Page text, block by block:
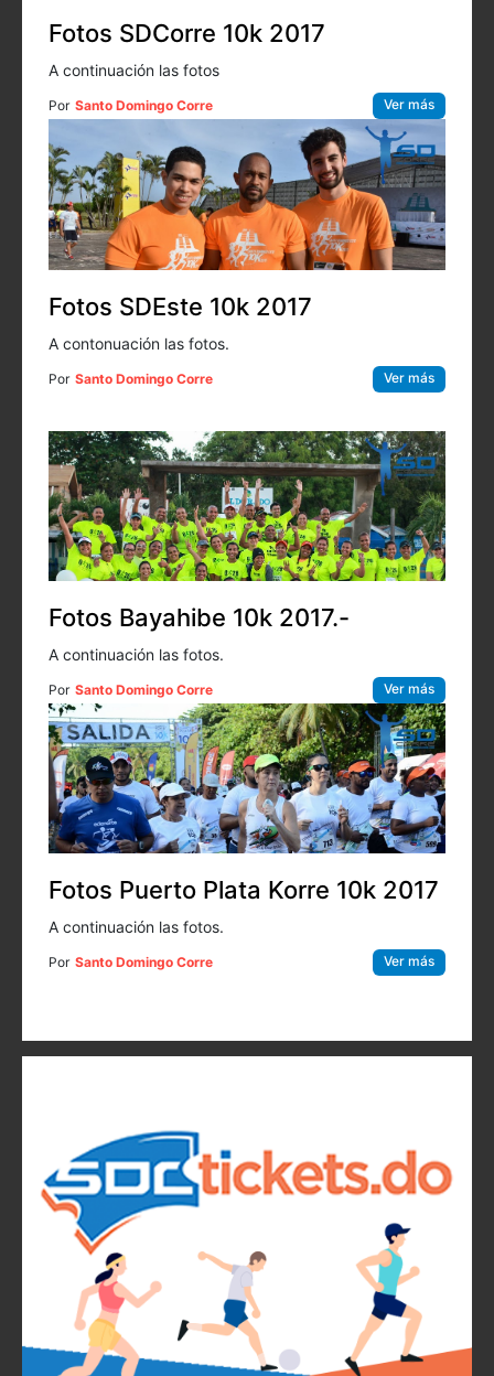
Fotos SDCorre 10k 2017
A continuación las fotos
Por Santo Domingo Corre Ver más
Fotos SDEste 10k 2017
A contonuación las fotos.
Por Santo Domingo Corre Ver más
Fotos Bayahibe 10k 2017.-
A continuación las fotos.
Por Santo Domingo Corre Ver más
Fotos Puerto Plata Korre 10k 2017
A continuación las fotos.
Por Santo Domingo Corre Ver más